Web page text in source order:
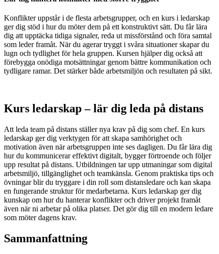
Konflikter uppstår i de flesta arbetsgrupper, och en kurs i ledarskap
ger dig stöd i hur du möter dem på ett konstruktivt sätt. Du får lära
dig att upptäcka tidiga signaler, reda ut missförstånd och föra samtal
som leder framåt. När du agerar tryggt i svåra situationer skapar du
lugn och tydlighet för hela gruppen. Kursen hjälper dig också att
förebygga onödiga motsättningar genom bättre kommunikation och
tydligare ramar. Det stärker både arbetsmiljön och resultaten på sikt.
Kurs ledarskap – lär dig leda på distans
Att leda team på distans ställer nya krav på dig som chef. En kurs
ledarskap ger dig verktygen för att skapa samhörighet och
motivation även när arbetsgruppen inte ses dagligen. Du får lära dig
hur du kommunicerar effektivt digitalt, bygger förtroende och följer
upp resultat på distans. Utbildningen tar upp utmaningar som digital
arbetsmiljö, tillgänglighet och teamkänsla. Genom praktiska tips och
övningar blir du tryggare i din roll som distansledare och kan skapa
en fungerande struktur för medarbetarna. Kurs ledarskap ger dig
kunskap om hur du hanterar konflikter och driver projekt framåt
även när ni arbetar på olika platser. Det gör dig till en modern ledare
som möter dagens krav.
Sammanfattning